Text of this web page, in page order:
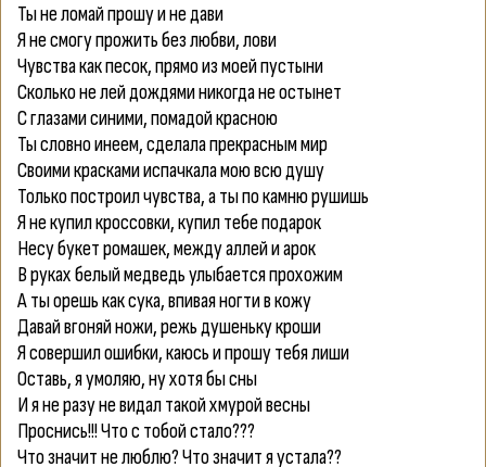
Ты не ломай прошу и не дави
Я не смогу прожить без любви, лови
Чувства как песок, прямо из моей пустыни
Сколько не лей дождями никогда не остынет
С глазами синими, помадой красною
Ты словно инеем, сделала прекрасным мир
Своими красками испачкала мою всю душу
Только построил чувства, а ты по камню рушишь
Я не купил кроссовки, купил тебе подарок
Несу букет ромашек, между аллей и арок
В руках белый медведь улыбается прохожим
А ты орешь как сука, впивая ногти в кожу
Давай вгоняй ножи, режь душеньку кроши
Я совершил ошибки, каюсь и прошу тебя лиши
Оставь, я умоляю, ну хотя бы сны
И я не разу не видал такой хмурой весны
Проснись!!! Что с тобой стало???
Что значит не люблю? Что значит я устала??